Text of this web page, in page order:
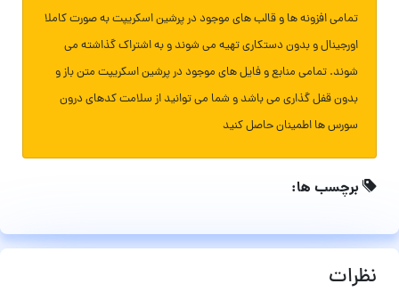
تمامی افزونه ها و قالب های موجود در پرشین اسکریپت به صورت کاملا
اورجینال و بدون دستکاری تهیه می شوند و به اشتراک گذاشته می
شوند. تمامی منابع و فایل های موجود در پرشین اسکریپت متن باز و
بدون قفل گذاری می باشد و شما می توانید از سلامت کدهای درون
سورس ها اطمینان حاصل کنید
برچسب ها:
نظرات